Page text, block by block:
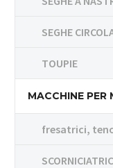
SEGHE
TOUPIE
MACCHINE PER
fresatrici,